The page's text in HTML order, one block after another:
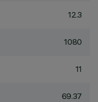
12.3
1080
11
69.37